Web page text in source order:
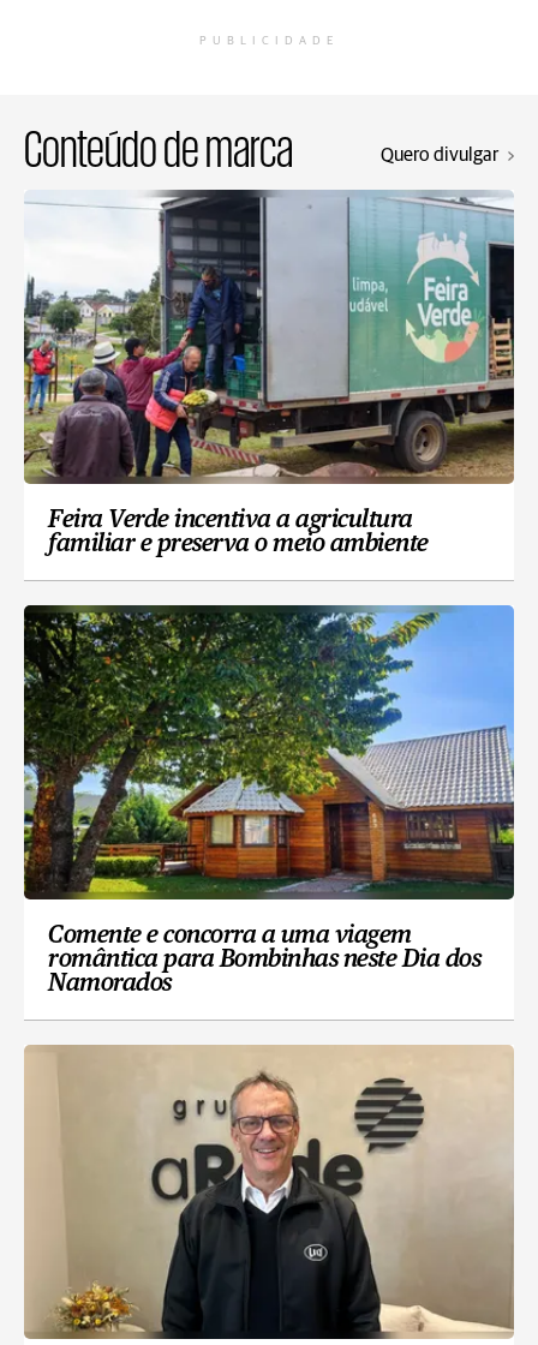
PUBLICIDADE
Conteúdo de marca Quero divulgar
Feira Verde incentiva a agricultura
familiar e preserva o meio ambiente
Comente e concorra a uma viagem
romântica para Bombinhas neste Dia dos
Namorados